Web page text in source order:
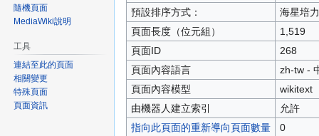
覽
尋
預設排序方式：
海星培
頁面長度（位元組）
1,519
頁面ID
268
頁面內容語言
zh-tw -
頁面內容模型
wikitext
由機器人建立索引
允許
指向此頁面的重新導向頁面數量
0
隨機頁面
MediaWiki說明
工具
連結至此的頁面
相關變更
特殊頁面
頁面資訊